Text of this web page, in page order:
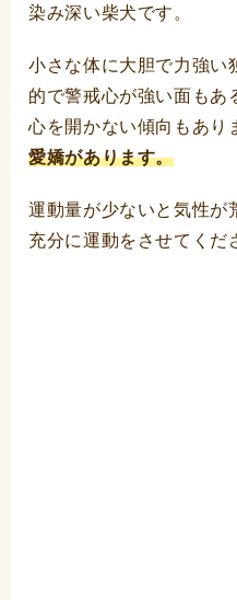
染み深い柴犬です。
小さな体に大胆で力強い
的で警戒心が強い面もあ
心を開かない傾向もあり
愛嬌があります。
運動量が少ないと気性が
充分に運動をさせてくだ